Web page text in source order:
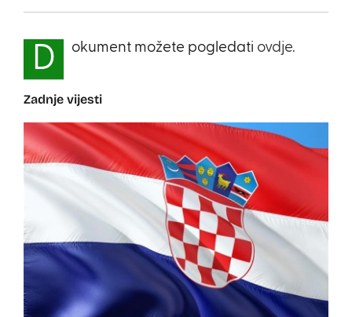
D okument možete pogledati ovdje.
Zadnje vijesti